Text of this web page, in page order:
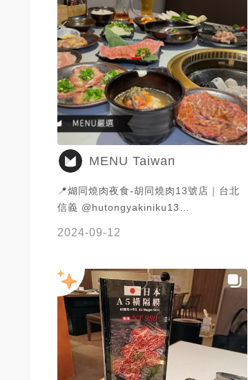
MENU Taiwan
📍煳同燒肉夜食-胡同燒肉13號店｜台北
信義 @hutongyakiniku13
中秋節就吃這間！ 最近新開幕在台北微風
信義4F 煳同燒肉夜食 是胡同燒肉的第13
間分店喔！ 平日中午還有提供焱の挽肉可
選擇 燒肉部分他們採桌邊烤服務 逛街好
累不想動手 聚餐就吃這間吧🤤 新品中秋
月見套餐 特價$3888 （含服務費） 活動
只到9月底！可以一次品嚐到胡同招牌必
2024-09-12